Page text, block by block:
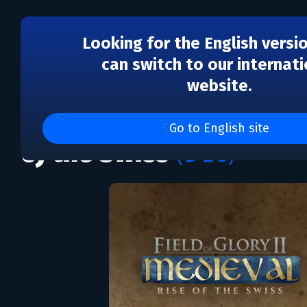
Looking for the English
can switch to our
website.
Go to English site
Field of Glory II:
of the Swiss(DLC)
DLC